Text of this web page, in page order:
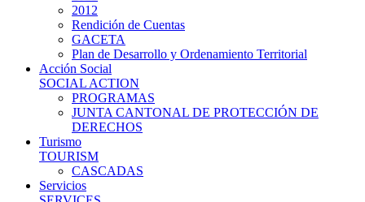
2012
Rendición de Cuentas
GACETA
Plan de Desarrollo y Ordenamiento Territorial
Acción Social
SOCIAL ACTION
PROGRAMAS
JUNTA CANTONAL DE PROTECCIÓN DE
DERECHOS
Turismo
TOURISM
CASCADAS
Servicios